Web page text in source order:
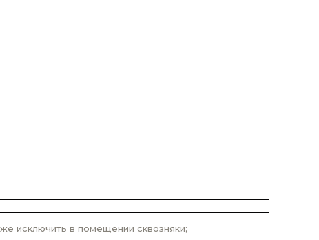
исключить в помещении сквозняки;